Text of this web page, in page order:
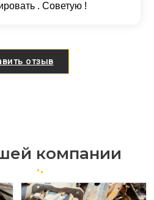
. Советую !
отзыв
компании